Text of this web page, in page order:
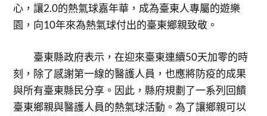
心，讓2.0的熱氣球嘉年華，成為臺東人專屬的遊樂
園，向10年來為熱氣球付出的臺東鄉親致敬。
臺東縣政府表示，在迎來臺東連續50天加零的時
刻，除了感謝第一線的醫護人員，也應將防疫的成果
與所有臺東縣民分享。因此，縣府規劃了一系列回饋
臺東鄉親與醫護人員的熱氣球活動。為了讓鄉親可以